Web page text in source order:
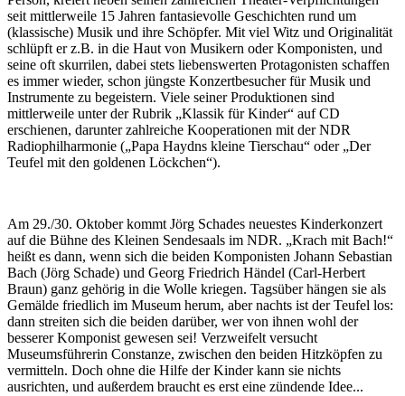
seit mittlerweile 15 Jahren fantasievolle Geschichten rund um
(klassische) Musik und ihre Schöpfer. Mit viel Witz und Originalität
schlüpft er z.B. in die Haut von Musikern oder Komponisten, und
seine oft skurrilen, dabei stets liebenswerten Protagonisten schaffen
es immer wieder, schon jüngste Konzertbesucher für Musik und
Instrumente zu begeistern. Viele seiner Produktionen sind
mittlerweile unter der Rubrik „Klassik für Kinder“ auf CD
erschienen, darunter zahlreiche Kooperationen mit der NDR
Radiophilharmonie („Papa Haydns kleine Tierschau“ oder „Der
Teufel mit den goldenen Löckchen“).
Am 29./30. Oktober kommt Jörg Schades neuestes Kinderkonzert
auf die Bühne des Kleinen Sendesaals im NDR. „Krach mit Bach!“
heißt es dann, wenn sich die beiden Komponisten Johann Sebastian
Bach (Jörg Schade) und Georg Friedrich Händel (Carl-Herbert
Braun) ganz gehörig in die Wolle kriegen. Tagsüber hängen sie als
Gemälde friedlich im Museum herum, aber nachts ist der Teufel los:
dann streiten sich die beiden darüber, wer von ihnen wohl der
besserer Komponist gewesen sei! Verzweifelt versucht
Museumsführerin Constanze, zwischen den beiden Hitzköpfen zu
vermitteln. Doch ohne die Hilfe der Kinder kann sie nichts
ausrichten, und außerdem braucht es erst eine zündende Idee...